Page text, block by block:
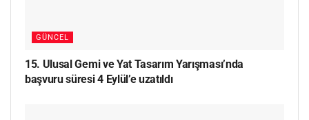
GÜNCEL
15. Ulusal Gemi ve Yat Tasarım Yarışması’nda
başvuru süresi 4 Eylül’e uzatıldı